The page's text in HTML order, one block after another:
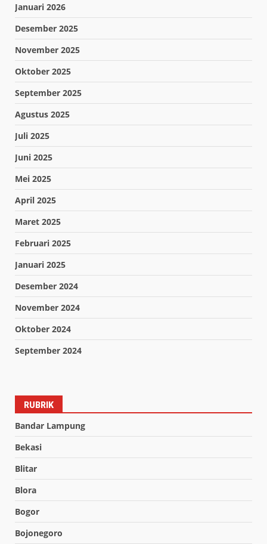
Januari 2026
Desember 2025
November 2025
Oktober 2025
September 2025
Agustus 2025
Juli 2025
Juni 2025
Mei 2025
April 2025
Maret 2025
Februari 2025
Januari 2025
Desember 2024
November 2024
Oktober 2024
September 2024
RUBRIK
Bandar Lampung
Bekasi
Blitar
Blora
Bogor
Bojonegoro